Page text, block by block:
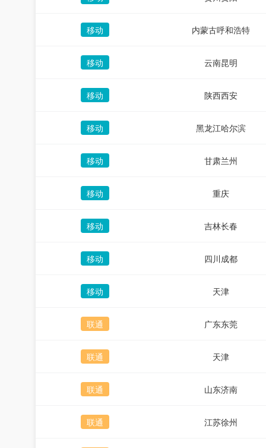
移动 内蒙古呼和浩特
移动 云南昆明
移动 陕西西安
移动 黑龙江哈尔滨
移动 甘肃兰州
移动 重庆
移动 吉林长春
移动 四川成都
移动 天津
联通 广东东莞
联通 天津
联通 山东济南
联通 江苏徐州